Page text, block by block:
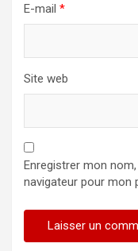
E-mail *
Site web
Enregistrer mon
navigateur pour mon